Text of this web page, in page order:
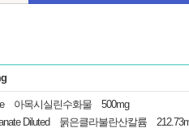
아목시실린수화물 500mg
Diluted 묽은클라불란산칼륨